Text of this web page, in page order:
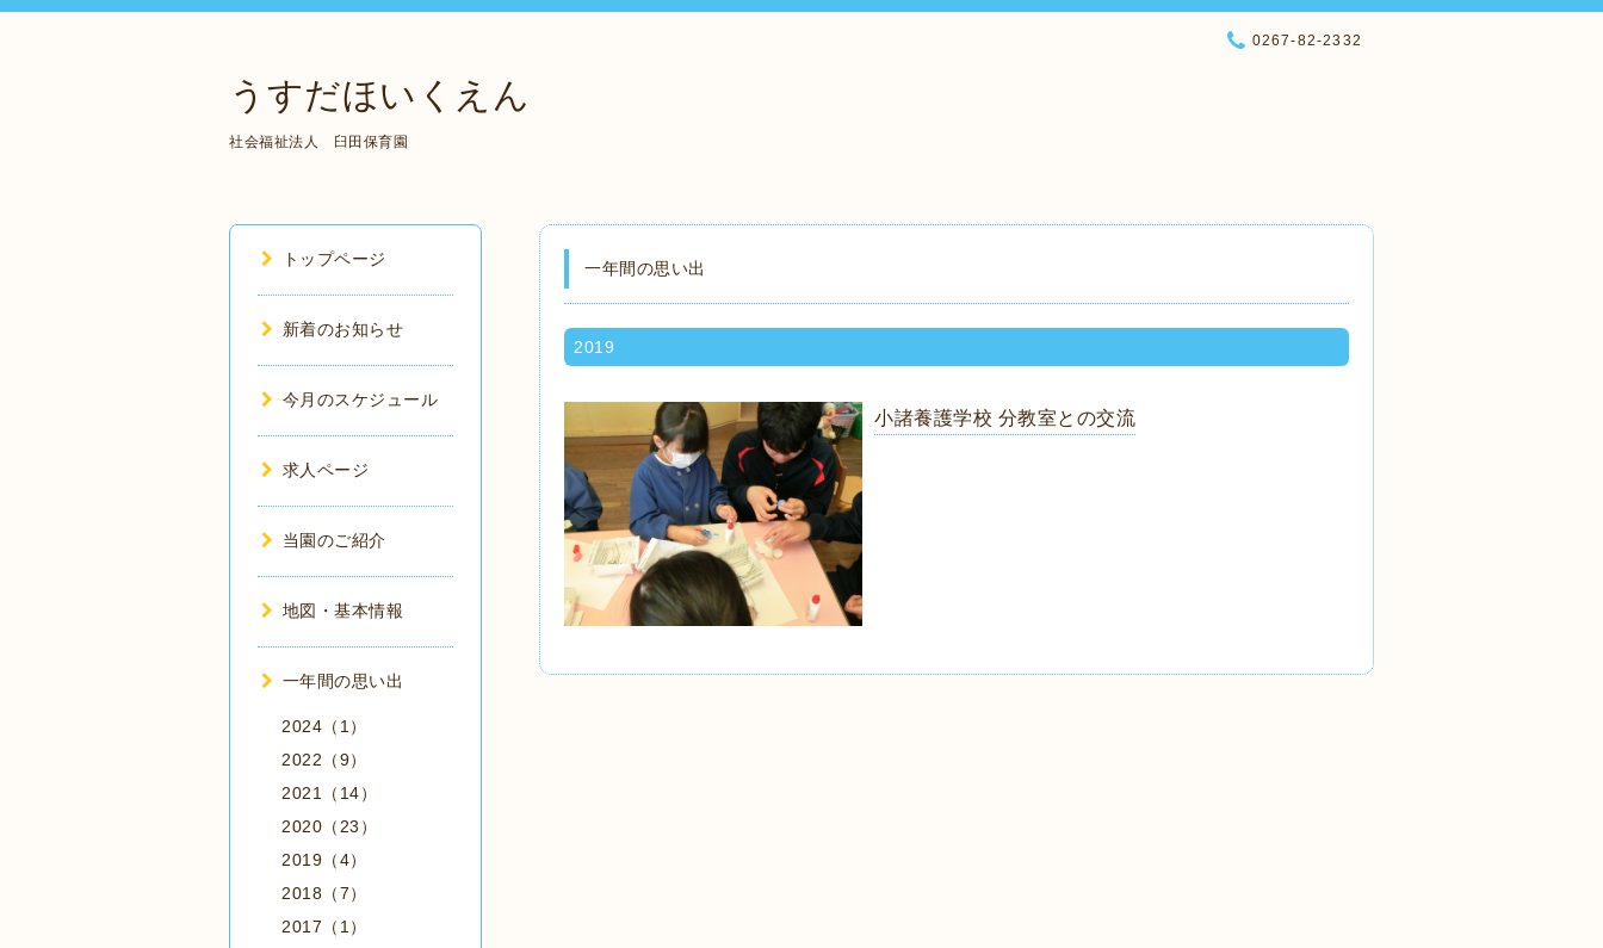
うすだほいくえん
社会福祉法人 臼田保育園
0267-82-2332
一年間の思い出
2019
小諸養護学校 分教室との交流
トップページ
新着のお知らせ
今月のスケジュール
求人ページ
当園のご紹介
地図・基本情報
一年間の思い出
2024（1）
2022（9）
2021（14）
2020（23）
2019（4）
2018（7）
2017（1）